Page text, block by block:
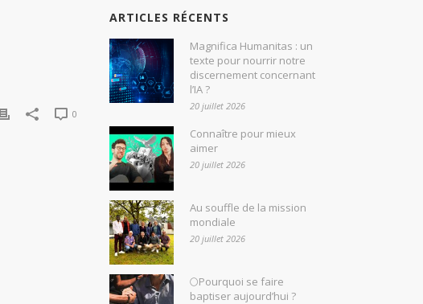
0
ARTICLES RÉCENTS
Magnifica Humanitas : un
texte pour nourrir notre
discernement concernant
l’IA ?
20 juillet 2026
Connaître pour mieux
aimer
20 juillet 2026
Au souffle de la mission
mondiale
20 juillet 2026
🌕Pourquoi se faire
baptiser aujourd’hui ?